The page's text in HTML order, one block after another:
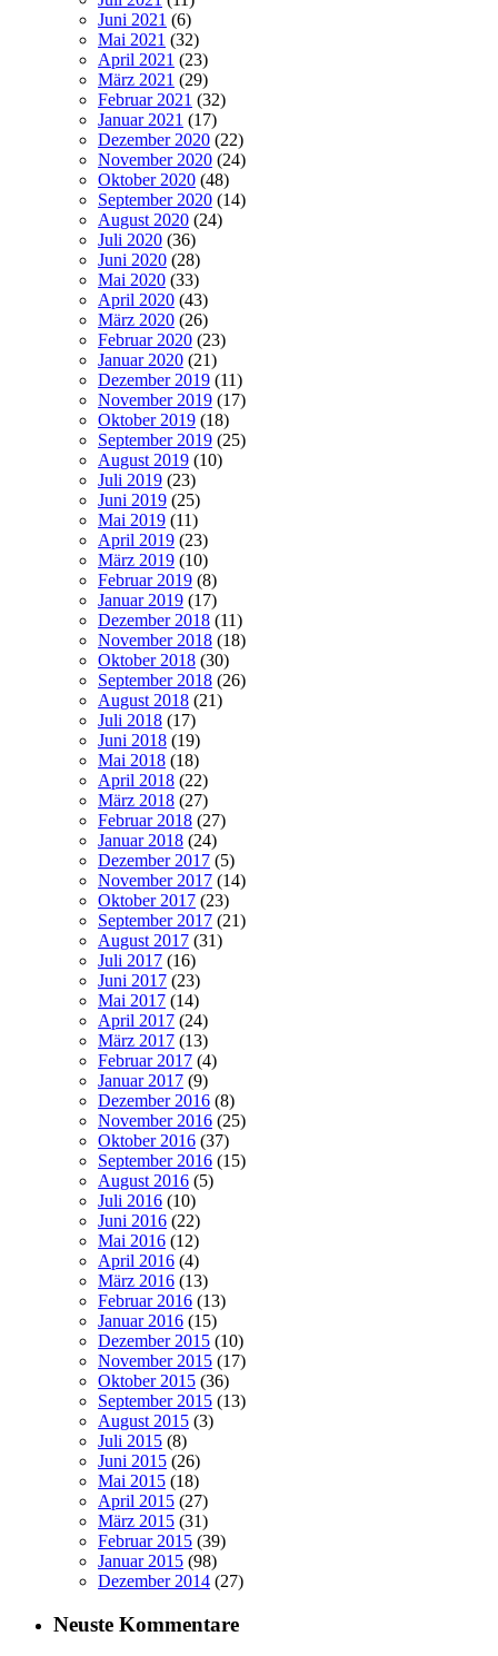
Juni 2021 (6)
Mai 2021 (32)
April 2021 (23)
März 2021 (29)
Februar 2021 (32)
Januar 2021 (17)
Dezember 2020 (22)
November 2020 (24)
Oktober 2020 (48)
September 2020 (14)
August 2020 (24)
Juli 2020 (36)
Juni 2020 (28)
Mai 2020 (33)
April 2020 (43)
März 2020 (26)
Februar 2020 (23)
Januar 2020 (21)
Dezember 2019 (11)
November 2019 (17)
Oktober 2019 (18)
September 2019 (25)
August 2019 (10)
Juli 2019 (23)
Juni 2019 (25)
Mai 2019 (11)
April 2019 (23)
März 2019 (10)
Februar 2019 (8)
Januar 2019 (17)
Dezember 2018 (11)
November 2018 (18)
Oktober 2018 (30)
September 2018 (26)
August 2018 (21)
Juli 2018 (17)
Juni 2018 (19)
Mai 2018 (18)
April 2018 (22)
März 2018 (27)
Februar 2018 (27)
Januar 2018 (24)
Dezember 2017 (5)
November 2017 (14)
Oktober 2017 (23)
September 2017 (21)
August 2017 (31)
Juli 2017 (16)
Juni 2017 (23)
Mai 2017 (14)
April 2017 (24)
März 2017 (13)
Februar 2017 (4)
Januar 2017 (9)
Dezember 2016 (8)
November 2016 (25)
Oktober 2016 (37)
September 2016 (15)
August 2016 (5)
Juli 2016 (10)
Juni 2016 (22)
Mai 2016 (12)
April 2016 (4)
März 2016 (13)
Februar 2016 (13)
Januar 2016 (15)
Dezember 2015 (10)
November 2015 (17)
Oktober 2015 (36)
September 2015 (13)
August 2015 (3)
Juli 2015 (8)
Juni 2015 (26)
Mai 2015 (18)
April 2015 (27)
März 2015 (31)
Februar 2015 (39)
Januar 2015 (98)
Dezember 2014 (27)
Neuste Kommentare